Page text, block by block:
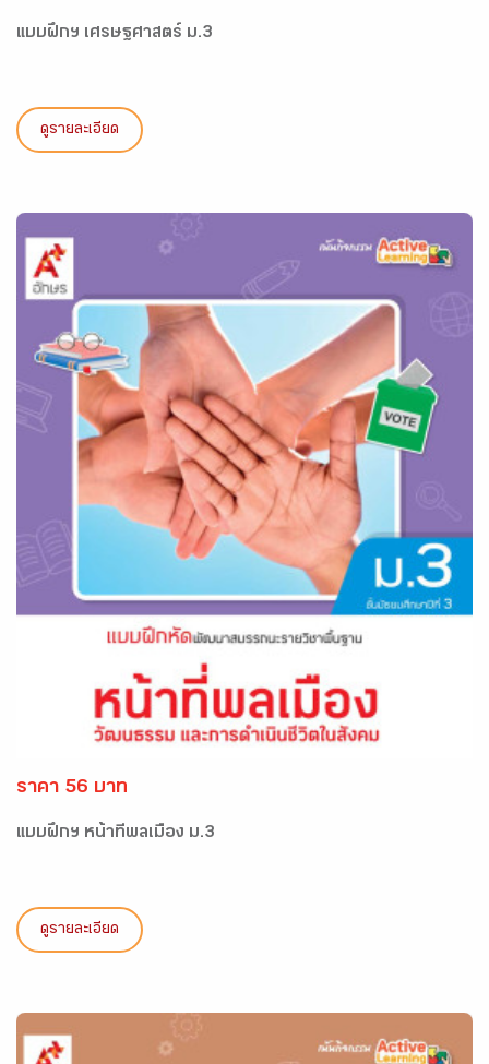
แบบฝึกฯ เศรษฐศาสตร์ ม.3
ดูรายละเอียด
ราคา 56 บาท
แบบฝึกฯ หน้าที่พลเมือง ม.3
ดูรายละเอียด